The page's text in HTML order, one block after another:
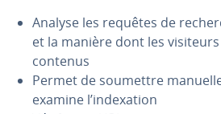
Analyse les requêtes de
et la manière dont les
contenus
Permet de soumettre
examine l’in­dexa­tion